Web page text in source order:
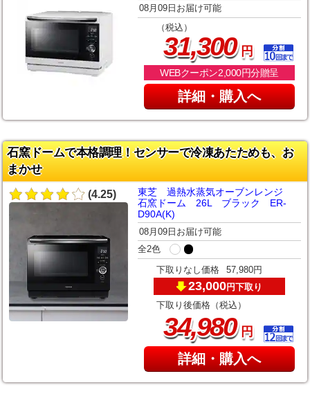
08月09日お届け可能
（税込）
31,300円
WEBクーポン2,000円分贈呈
詳細・購入へ
石窯ドームで本格調理！センサーで冷凍あたためも、お
まかせ
(4.25)
東芝 過熱水蒸気オーブンレンジ
石窯ドーム 26L ブラック ER-
D90A(K)
08月09日お届け可能
全2色
下取りなし価格 57,980円
23,000円下取り
下取り後価格（税込）
34,980円
詳細・購入へ